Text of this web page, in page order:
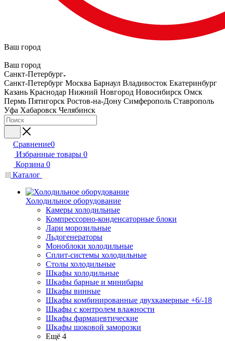
Ваш город
Ваш город
Санкт-Петербург
Санкт-Петербург Москва Барнаул Владивосток Екатеринбург
Казань Краснодар Нижний Новгород Новосибирск Омск
Пермь Пятигорск Ростов-на-Дону Симферополь Ставрополь
Уфа Хабаровск Челябинск
Сравнение0
Избранные товары 0
Корзина 0
Каталог
Холодильное оборудование
Камеры холодильные
Компрессорно-конденсаторные блоки
Лари морозильные
Льдогенераторы
Моноблоки холодильные
Сплит-системы холодильные
Столы холодильные
Шкафы холодильные
Шкафы барные и минибары
Шкафы винные
Шкафы комбинированные двухкамерные +6/-18
Шкафы с контролем влажности
Шкафы фармацевтические
Шкафы шоковой заморозки
Ещё 4